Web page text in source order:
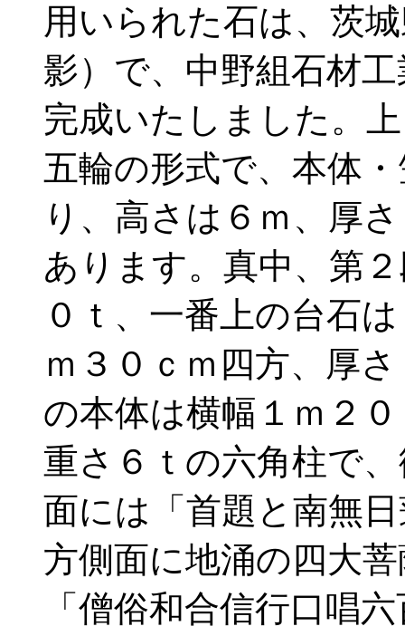
用いられた石は、茨
影）で、中野組石材
完成いたしました。
五輪の形式で、本体
り、高さは６ｍ、厚
あります。真中、第
０ｔ、一番上の台石
ｍ３０ｃｍ四方、厚
の本体は横幅１ｍ２
重さ６ｔの六角柱で
面には「首題と南無
方側面に地涌の四大
「僧俗和合信行口唱